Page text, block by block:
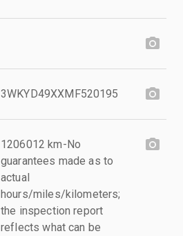
3WKYD49XXMF520195
1206012 km-No
guarantees made as to
actual
hours/miles/kilometers;
the inspection report
reflects what can be